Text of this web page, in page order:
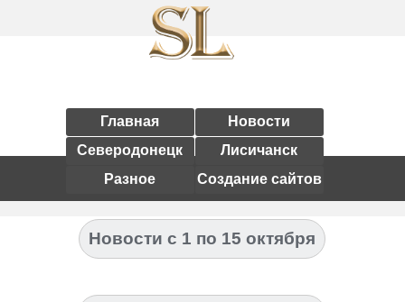
Главная
Новости
Северодонецк
Лисичанск
Разное
Создание сайтов
Новости с 1 по 15 октября